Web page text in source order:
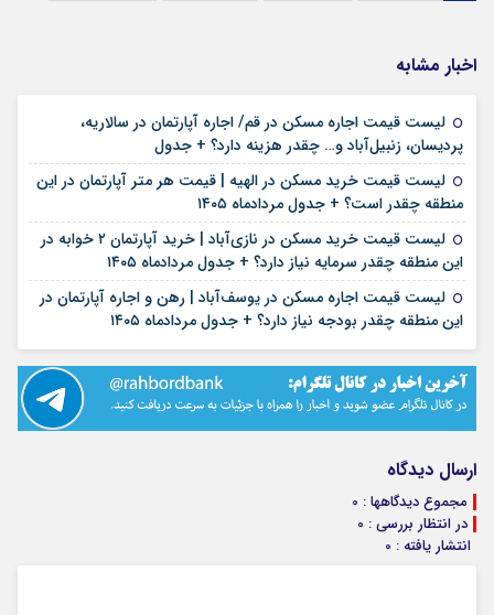
اخبار مشابه
لیست قیمت اجاره مسکن در قم/ اجاره آپارتمان در سالاریه،
پردیسان، زنبیل‌آباد و… چقدر هزینه دارد؟ + جدول
لیست قیمت خرید مسکن در الهیه | قیمت هر متر آپارتمان در این
منطقه چقدر است؟ + جدول مردادماه ۱۴۰۵
لیست قیمت خرید مسکن در نازی‌آباد | خرید آپارتمان ۲ خوابه در
این منطقه چقدر سرمایه نیاز دارد؟ + جدول مردادماه ۱۴۰۵
لیست قیمت اجاره مسکن در یوسف‌آباد | رهن و اجاره آپارتمان در
این منطقه چقدر بودجه نیاز دارد؟ + جدول مردادماه ۱۴۰۵
ارسال دیدگاه
مجموع دیدگاهها : 0
در انتظار بررسی : 0
انتشار یافته : 0